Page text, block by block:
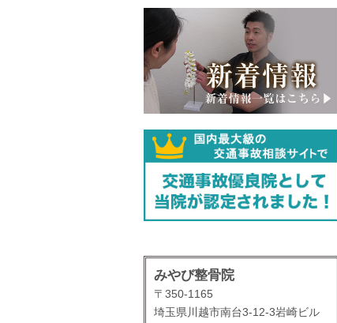
みやび整骨院
〒350-1165
埼玉県川越市南台3-12-3岩崎ビル